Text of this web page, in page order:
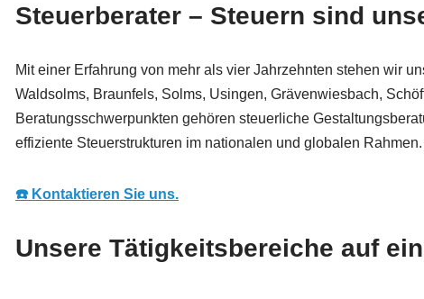
Steuerberater – Steuern sind
Mit einer Erfahrung von mehr als vier Jahrzehnten stehen wir
Waldsolms, Braunfels, Solms, Usingen, Grävenwiesbach,
Beratungsschwerpunkten gehören steuerliche
effiziente Steuerstrukturen im nationalen und globalen Rahmen.
☎️ Kontaktieren Sie uns.
Unsere Tätigkeitsbereiche auf